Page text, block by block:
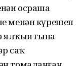
осраша
менән күрешеп
ялҡын ғына
саҡ